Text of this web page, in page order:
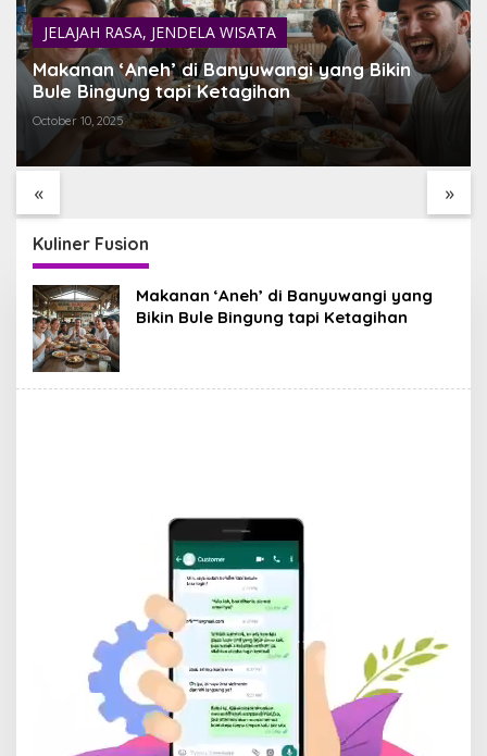
JELAJAH RASA, JENDELA WISATA
Makanan ‘Aneh’ di Banyuwangi yang Bikin
Bule Bingung tapi Ketagihan
October 10, 2025
« »
DANAU BATUR TEMPAT
TERBAIK MENIKMATI
TEMUKAN BALI YANG
BELUM PERNAH KAMU
Kuliner Fusion
Makanan ‘Aneh’ di Banyuwangi yang
Bikin Bule Bingung tapi Ketagihan